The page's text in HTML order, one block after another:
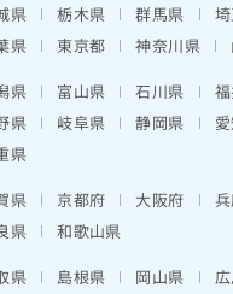
県 栃木県 群馬県
県
東京都 神奈川県
県 富山県 石川県
県
岐阜県 静岡県
県
県 京都府 大阪府
県
和歌山県
県 島根県 岡山県